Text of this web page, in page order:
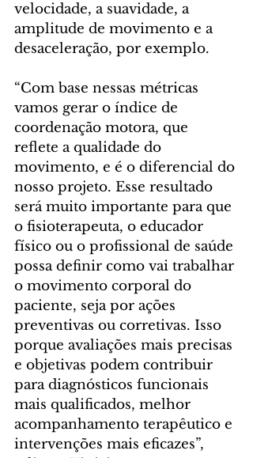
velocidade, a suavidade, a
amplitude de movimento e a
desaceleração, por exemplo.
“Com base nessas métricas
vamos gerar o índice de
coordenação motora, que
reflete a qualidade do
movimento, e é o diferencial do
nosso projeto. Esse resultado
será muito importante para que
o fisioterapeuta, o educador
físico ou o profissional de saúde
possa definir como vai trabalhar
o movimento corporal do
paciente, seja por ações
preventivas ou corretivas. Isso
porque avaliações mais precisas
e objetivas podem contribuir
para diagnósticos funcionais
mais qualificados, melhor
acompanhamento terapêutico e
intervenções mais eficazes”,